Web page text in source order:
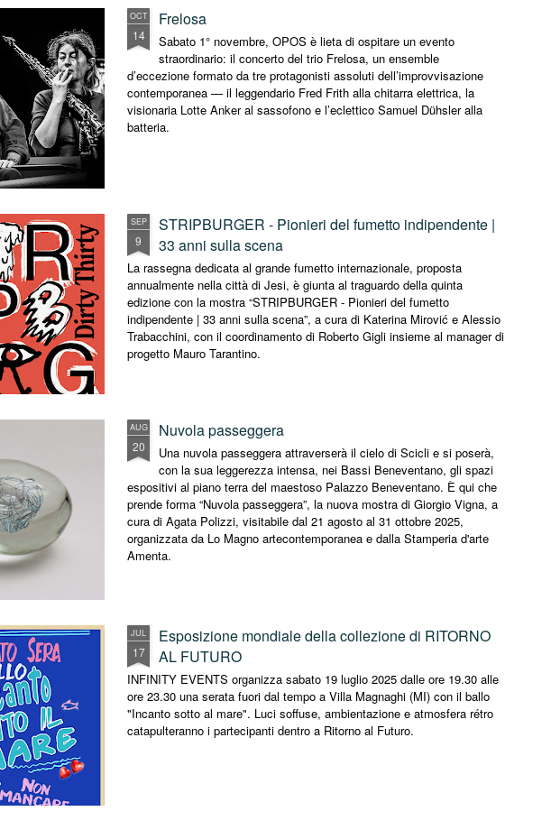
OCT
14
Frelosa
Sabato 1° novembre, OPOS è lieta di ospitare un evento
straordinario: il concerto del trio Frelosa, un ensemble
d’eccezione formato da tre protagonisti assoluti dell’improvvisazione
contemporanea — il leggendario Fred Frith alla chitarra elettrica, la
visionaria Lotte Anker al sassofono e l’eclettico Samuel Dühsler alla
batteria.
SEP
9
STRIPBURGER - Pionieri del fumetto indipendente |
33 anni sulla scena
La rassegna dedicata al grande fumetto internazionale, proposta
annualmente nella città di Jesi, è giunta al traguardo della quinta
edizione con la mostra “STRIPBURGER - Pionieri del fumetto
indipendente | 33 anni sulla scena”, a cura di Katerina Mirović e Alessio
Trabacchini, con il coordinamento di Roberto Gigli insieme al manager di
progetto Mauro Tarantino.
AUG
20
Nuvola passeggera
Una nuvola passeggera attraverserà il cielo di Scicli e si poserà,
con la sua leggerezza intensa, nei Bassi Beneventano, gli spazi
espositivi al piano terra del maestoso Palazzo Beneventano. È qui che
prende forma “Nuvola passeggera”, la nuova mostra di Giorgio Vigna, a
cura di Agata Polizzi, visitabile dal 21 agosto al 31 ottobre 2025,
organizzata da Lo Magno artecontemporanea e dalla Stamperia d'arte
Amenta.
JUL
17
Esposizione mondiale della collezione di RITORNO
AL FUTURO
INFINITY EVENTS organizza sabato 19 luglio 2025 dalle ore 19.30 alle
ore 23.30 una serata fuori dal tempo a Villa Magnaghi (MI) con il ballo
"Incanto sotto al mare". Luci soffuse, ambientazione e atmosfera rétro
catapulteranno i partecipanti dentro a Ritorno al Futuro.